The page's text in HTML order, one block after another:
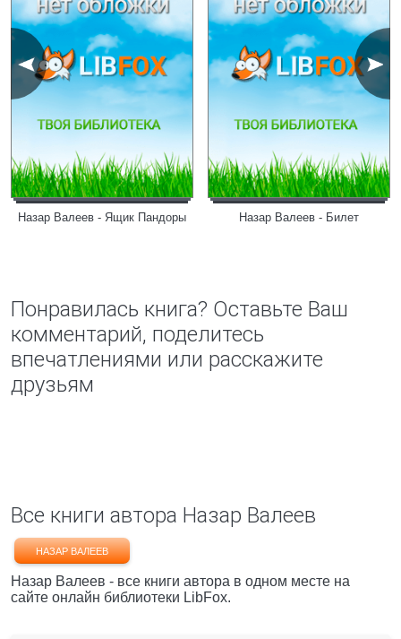
Назар Валеев - Ящик Пандоры Назар Валеев - Билет
Понравилась книга? Оставьте Ваш
комментарий, поделитесь
впечатлениями или расскажите
друзьям
Все книги автора Назар Валеев
НАЗАР ВАЛЕЕВ
Назар Валеев - все книги автора в одном месте на
сайте онлайн библиотеки LibFox.